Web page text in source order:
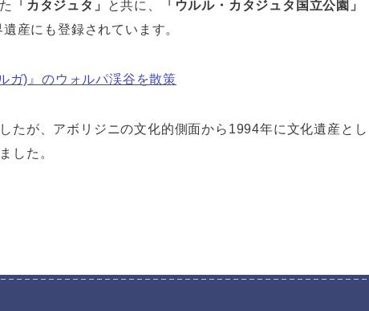
「カタジュタ」 と共に、
「ウルル・カタジュタ国立公園」
産にも登録されています。
ガ)』のウォルパ渓谷を散策
たが、アボリジニの文化的側面から1994年に文化遺産とし
した。